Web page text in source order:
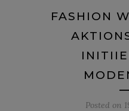
FASHION
Posted on